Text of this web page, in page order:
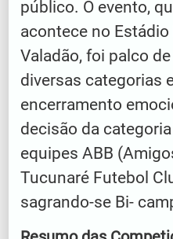
público. O evento,
acontece no
Valadão, foi palco
diversas categorias
encerramento
decisão da
equipes ABB
Tucunaré Futebol
sagrando-se Bi-